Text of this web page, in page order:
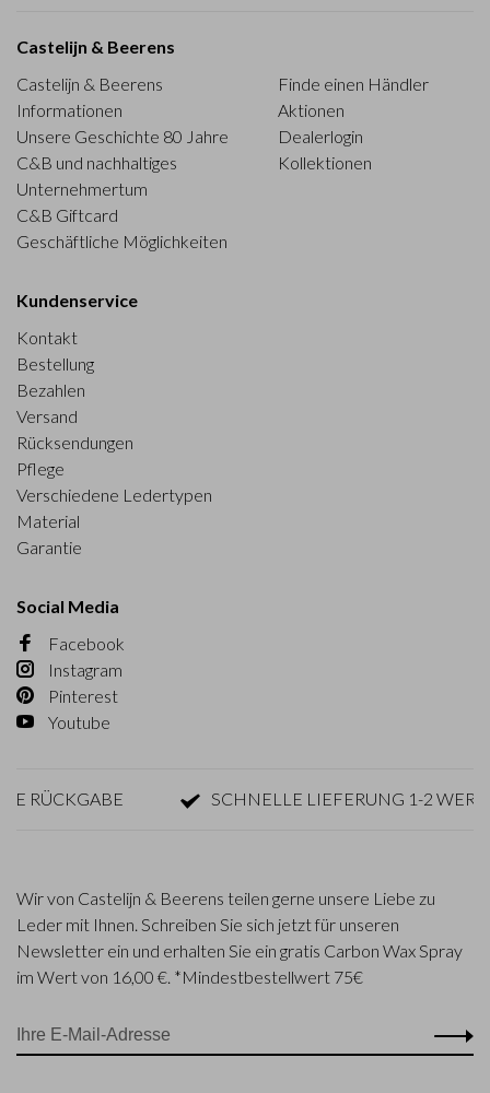
Castelijn & Beerens
Castelijn & Beerens
Informationen
Unsere Geschichte 80 Jahre
C&B und nachhaltiges
Unternehmertum
C&B Giftcard
Geschäftliche Möglichkeiten
Finde einen Händler
Aktionen
Dealerlogin
Kollektionen
Kundenservice
Kontakt
Bestellung
Bezahlen
Versand
Rücksendungen
Pflege
Verschiedene Ledertypen
Material
Garantie
Social Media
Facebook
Instagram
Pinterest
Youtube
SCHNELLE LIEFERUNG 1-2
Wir von Castelijn & Beerens teilen gerne unsere Liebe zu
Leder mit Ihnen. Schreiben Sie sich jetzt für unseren
Newsletter ein und erhalten Sie ein gratis Carbon Wax Spray
im Wert von 16,00 €. *Mindestbestellwert 75€